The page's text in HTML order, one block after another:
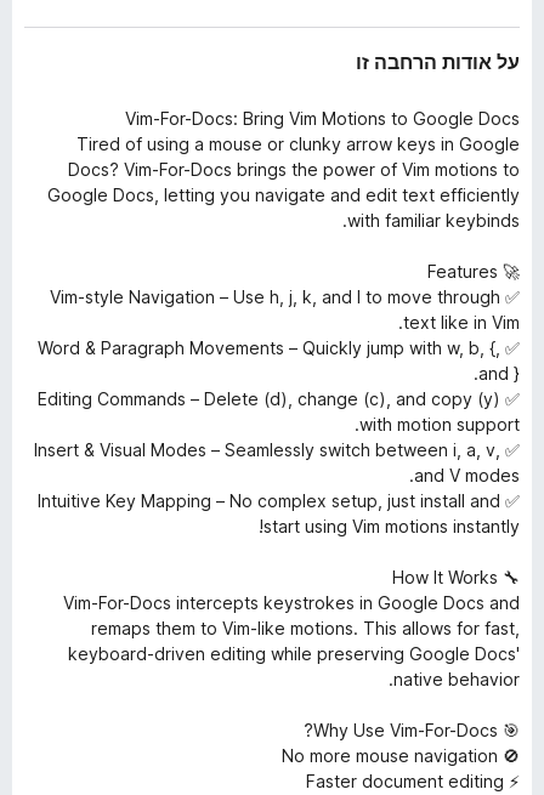
על אודות הרחבה זו
Vim-For-Docs: Bring Vim Motions to Google Docs
Tired of using a mouse or clunky arrow keys in Google
Docs? Vim-For-Docs brings the power of Vim motions to
Google Docs, letting you navigate and edit text efficiently
with familiar keybinds.
🚀 Features
✅ Vim-style Navigation – Use h, j, k, and l to move through
text like in Vim.
✅ Word & Paragraph Movements – Quickly jump with w, b, {,
and }.
✅ Editing Commands – Delete (d), change (c), and copy (y)
with motion support.
✅ Insert & Visual Modes – Seamlessly switch between i, a, v,
and V modes.
✅ Intuitive Key Mapping – No complex setup, just install and
start using Vim motions instantly!
🔧 How It Works
Vim-For-Docs intercepts keystrokes in Google Docs and
remaps them to Vim-like motions. This allows for fast,
keyboard-driven editing while preserving Google Docs'
native behavior.
🎯 Why Use Vim-For-Docs?
🚫 No more mouse navigation
⚡ Faster document editing